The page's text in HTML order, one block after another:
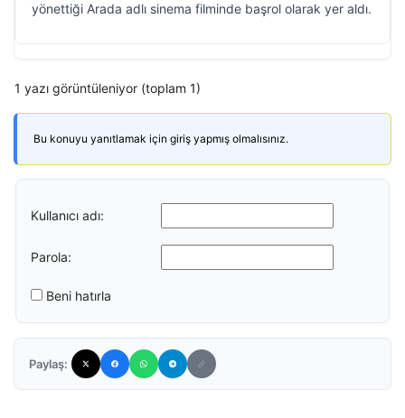
yönettiği Arada adlı sinema filminde başrol olarak yer aldı.
1 yazı görüntüleniyor (toplam 1)
Bu konuyu yanıtlamak için giriş yapmış olmalısınız.
Kullanıcı adı:
Parola:
Beni hatırla
Paylaş: